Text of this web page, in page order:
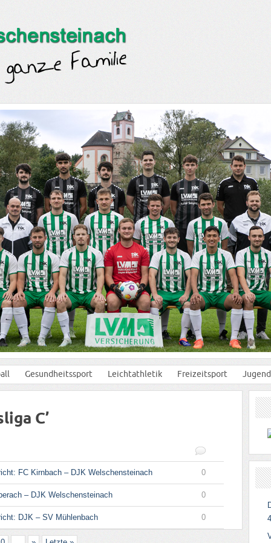
Gesundheitssport Leichtathletik Freizeitsport
C’
0
FC Kirnbach – DJK Welschensteinach
0
– DJK Welschensteinach
0
DJK – SV Mühlenbach